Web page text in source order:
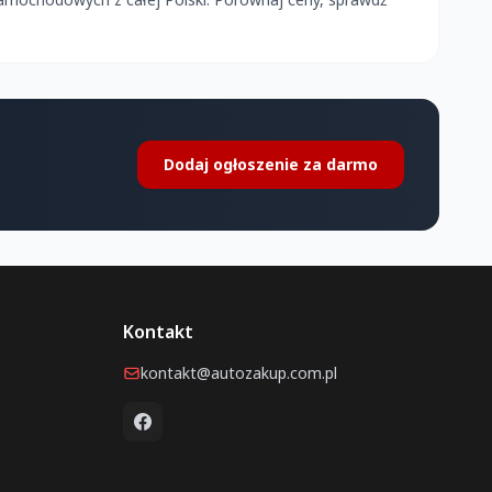
Dodaj ogłoszenie za darmo
Kontakt
kontakt@autozakup.com.pl